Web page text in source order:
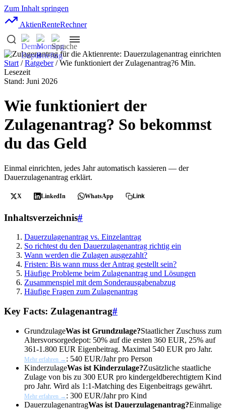
Zum Inhalt springen
AktienRenteRechner
Start /Ratgeber/ Wie funktioniert der Zulagenantrag?6 Min.
Lesezeit
Stand: Juni 2026
Wie funktioniert der
Zulagenantrag? So bekommst
du das Geld
Einmal einrichten, jedes Jahr automatisch kassieren — der
Dauerzulagenantrag erklärt.
X LinkedIn WhatsApp Link
Inhaltsverzeichnis#
Dauerzulagenantrag vs. Einzelantrag
So richtest du den Dauerzulagenantrag richtig ein
Wann werden die Zulagen ausgezahlt?
Fristen: Bis wann muss der Antrag gestellt sein?
Häufige Probleme beim Zulagenantrag und Lösungen
Zusammenspiel mit dem Sonderausgabenabzug
Häufige Fragen zum Zulagenantrag
Key Facts: Zulagenantrag#
GrundzulageWas ist Grundzulage?Staatlicher Zuschuss zum
Altersvorsorgedepot: 50% auf die ersten 360 EUR, 25% auf
361-1.800 EUR Eigenbeitrag. Maximal 540 EUR pro Jahr.
Mehr erfahren → : 540 EUR/Jahr pro Person
KinderzulageWas ist Kinderzulage?Zusätzliche staatliche
Zulage von bis zu 300 EUR pro kindergeldberechtigtem Kind
pro Jahr. Wird als 1:1-Matching des Eigenbeitrags gewährt.
Mehr erfahren → : 300 EUR/Jahr pro Kind
DauerzulagenantragWas ist Dauerzulagenantrag?Einmalige